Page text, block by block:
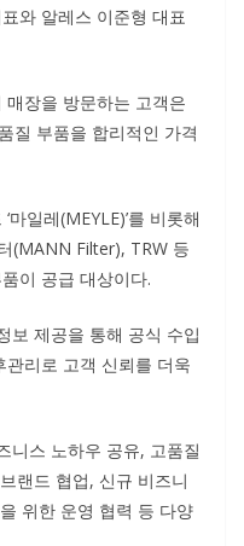
와 알레스 이준형 대표
장을 방문하는 고객은
질 부품을 합리적인 가격
일레(MEYLE)’를 비롯해
(MANN Filter), TRW 등
이 공급 대상이다.
보 제공을 통해 공식 수입
리로 고객 신뢰를 더욱
니스 노하우 공유, 고품질
랜드 협업, 신규 비즈니
위한 운영 협력 등 다양